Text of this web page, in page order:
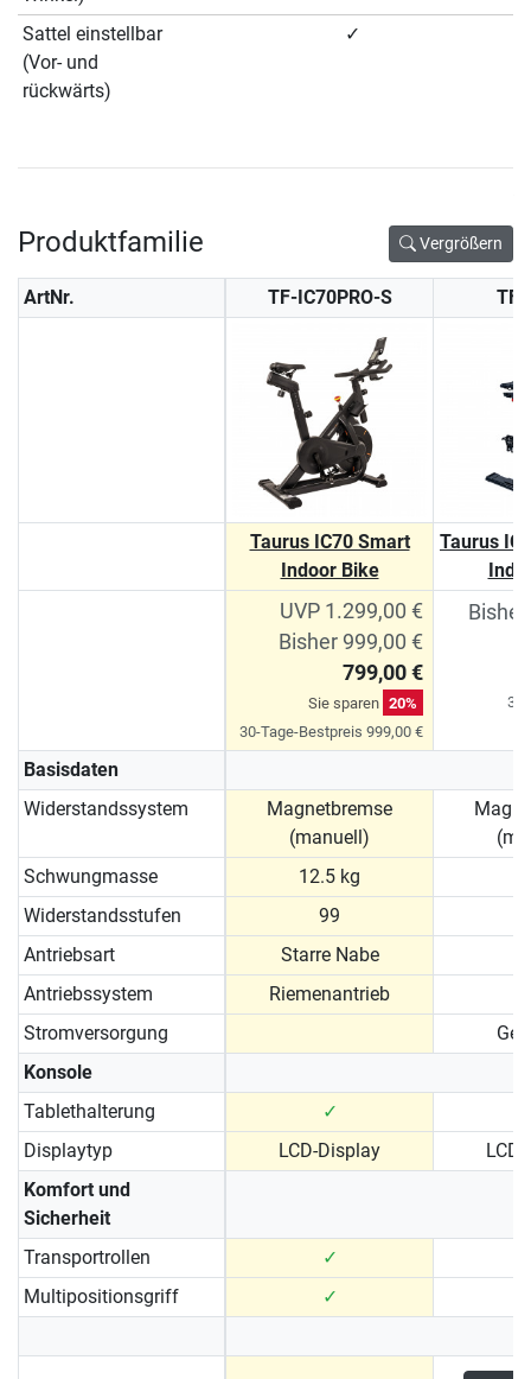
Sattel einstellbar
(Vor- und
rückwärts)
✓
Produktfamilie Vergrößern
ArtNr. TF-IC70PRO-S TF-
Taurus IC70 Smart
Indoor Bike
Taurus
UVP 1.299,00 €
Bisher 999,00 €
799,00 €
Sie sparen 20%
30-Tage-Bestpreis 999,00 €
Basisdaten
Widerstandssystem
Magnetbremse
(manuell)
Schwungmasse
12.5 kg
Widerstandsstufen
99
Antriebsart
Starre Nabe
Antriebssystem
Riemenantrieb
Stromversorgung
Konsole
Tablethalterung
✓
Displaytyp
LCD-Display
Komfort und
Sicherheit
Transportrollen
✓
Multipositionsgriff
✓